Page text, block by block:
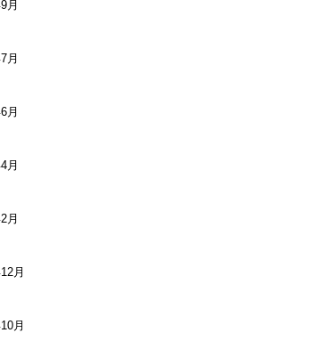
月
月
月
月
月
月
月